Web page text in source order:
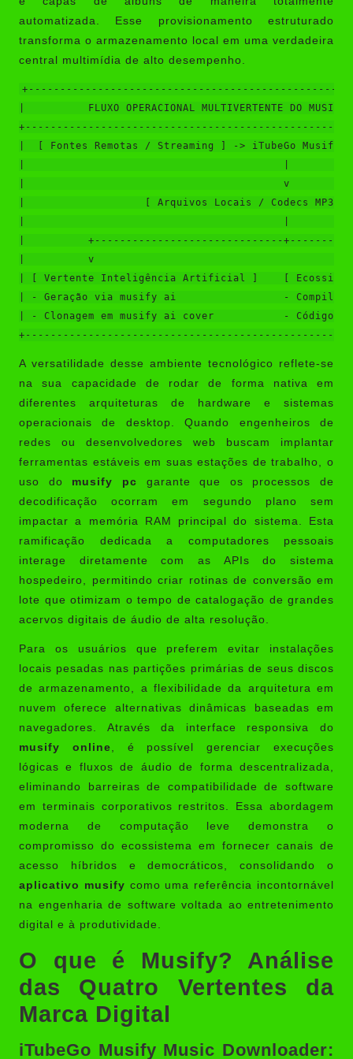
automatizada. Esse provisionamento estruturado
transforma o armazenamento local em uma verdadeira
central multimídia de alto desempenho.
|          FLUXO OPERACIONAL MULTIVERTENTE DO
|  [ Fontes Remotas / Streaming ] -> iTubeGo Musify
|                                         v
|                   [ Arquivos Locais / Codecs MP3 /
|          +------------------------------
|          v
| [ Vertente Inteligência Artificial ]    [
| - Geração via musify ai                 -
| - Clonagem em musify ai cover           - Código
A versatilidade desse ambiente tecnológico reflete-se
na sua capacidade de rodar de forma nativa em
diferentes arquiteturas de hardware e sistemas
operacionais de desktop. Quando engenheiros de
redes ou desenvolvedores web buscam implantar
ferramentas estáveis em suas estações de trabalho, o
uso do musify pc garante que os processos de
decodificação ocorram em segundo plano sem
impactar a memória RAM principal do sistema. Esta
ramificação dedicada a computadores pessoais
interage diretamente com as APIs do sistema
hospedeiro, permitindo criar rotinas de conversão em
lote que otimizam o tempo de catalogação de grandes
acervos digitais de áudio de alta resolução.
Para os usuários que preferem evitar instalações
locais pesadas nas partições primárias de seus discos
de armazenamento, a flexibilidade da arquitetura em
nuvem oferece alternativas dinâmicas baseadas em
navegadores. Através da interface responsiva do
musify online , é possível gerenciar execuções
lógicas e fluxos de áudio de forma descentralizada,
eliminando barreiras de compatibilidade de software
em terminais corporativos restritos. Essa abordagem
moderna de computação leve demonstra o
compromisso do ecossistema em fornecer canais de
acesso híbridos e democráticos, consolidando o
aplicativo musify como uma referência incontornável
na engenharia de software voltada ao entretenimento
digital e à produtividade.
O que é Musify? Análise
das Quatro Vertentes da
Marca Digital
iTubeGo Musify Music Downloader: